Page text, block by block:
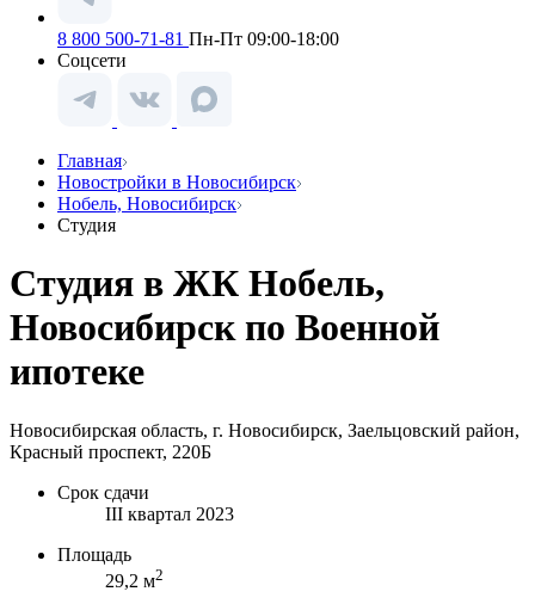
8 800 500-71-81 Пн-Пт 09:00-18:00
Соцсети
Главная
Новостройки в Новосибирск
Нобель, Новосибирск
Студия
Студия в ЖК Нобель,
Новосибирск по Военной
ипотеке
Новосибирская область, г. Новосибирск, Заельцовский район,
Красный проспект, 220Б
Срок сдачи
III квартал 2023
Площадь
29,2 м2